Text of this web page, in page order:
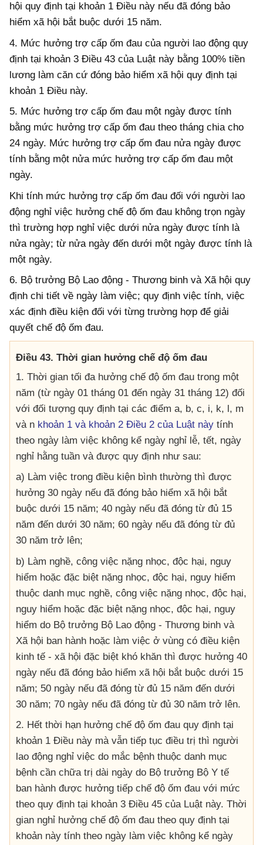
hội quy định tại khoản 1 Điều này nếu đã đóng bảo
hiểm xã hội bắt buộc dưới 15 năm.
4. Mức hưởng trợ cấp ốm đau của người lao động quy
định tại khoản 3 Điều 43 của Luật này bằng 100% tiền
lương làm căn cứ đóng bảo hiểm xã hội quy định tại
khoản 1 Điều này.
5. Mức hưởng trợ cấp ốm đau một ngày được tính
bằng mức hưởng trợ cấp ốm đau theo tháng chia cho
24 ngày. Mức hưởng trợ cấp ốm đau nửa ngày được
tính bằng một nửa mức hưởng trợ cấp ốm đau một
ngày.
Khi tính mức hưởng trợ cấp ốm đau đối với người lao
động nghỉ việc hưởng chế độ ốm đau không trọn ngày
thì trường hợp nghỉ việc dưới nửa ngày được tính là
nửa ngày; từ nửa ngày đến dưới một ngày được tính là
một ngày.
6. Bộ trưởng Bộ Lao động - Thương binh và Xã hội quy
định chi tiết về ngày làm việc; quy định việc tính, việc
xác định điều kiện đối với từng trường hợp để giải
quyết chế độ ốm đau.
Điều 43. Thời gian hưởng chế độ ốm đau
1. Thời gian tối đa hưởng chế độ ốm đau trong một
năm (từ ngày 01 tháng 01 đến ngày 31 tháng 12) đối
với đối tượng quy định tại các điểm a, b, c, i, k, l, m
và n khoản 1 và khoản 2 Điều 2 của Luật này tính
theo ngày làm việc không kể ngày nghỉ lễ, tết, ngày
nghỉ hằng tuần và được quy định như sau:
a) Làm việc trong điều kiện bình thường thì được
hưởng 30 ngày nếu đã đóng bảo hiểm xã hội bắt
buộc dưới 15 năm; 40 ngày nếu đã đóng từ đủ 15
năm đến dưới 30 năm; 60 ngày nếu đã đóng từ đủ
30 năm trở lên;
b) Làm nghề, công việc nặng nhọc, độc hại, nguy
hiểm hoặc đặc biệt nặng nhọc, độc hại, nguy hiểm
thuộc danh mục nghề, công việc nặng nhọc, độc hại,
nguy hiểm hoặc đặc biệt nặng nhọc, độc hại, nguy
hiểm do Bộ trưởng Bộ Lao động - Thương binh và
Xã hội ban hành hoặc làm việc ở vùng có điều kiện
kinh tế - xã hội đặc biệt khó khăn thì được hưởng 40
ngày nếu đã đóng bảo hiểm xã hội bắt buộc dưới 15
năm; 50 ngày nếu đã đóng từ đủ 15 năm đến dưới
30 năm; 70 ngày nếu đã đóng từ đủ 30 năm trở lên.
2. Hết thời hạn hưởng chế độ ốm đau quy định tại
khoản 1 Điều này mà vẫn tiếp tục điều trị thì người
lao động nghỉ việc do mắc bệnh thuộc danh mục
bệnh cần chữa trị dài ngày do Bộ trưởng Bộ Y tế
ban hành được hưởng tiếp chế độ ốm đau với mức
theo quy định tại khoản 3 Điều 45 của Luật này. Thời
gian nghỉ hưởng chế độ ốm đau theo quy định tại
khoản này tính theo ngày làm việc không kể ngày